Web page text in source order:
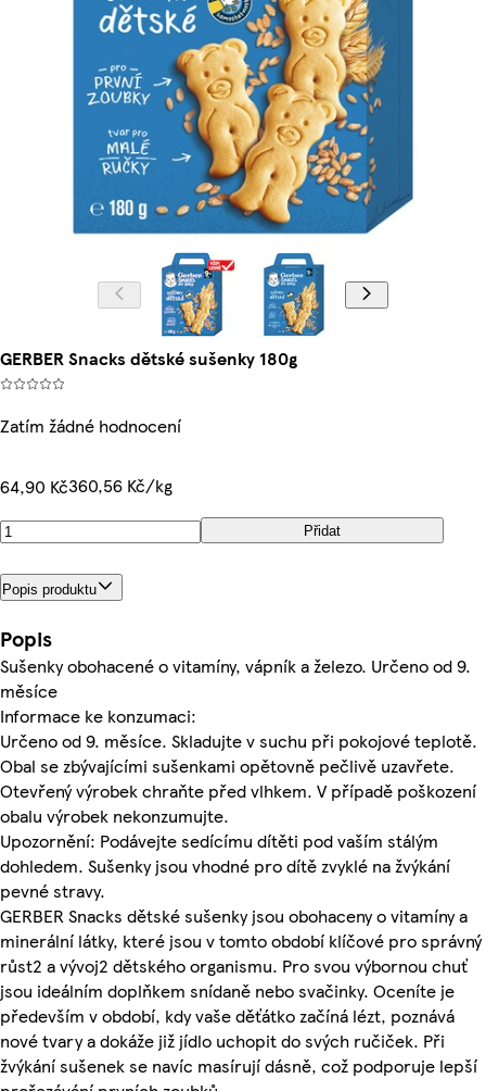
GERBER Snacks dětské sušenky 180g
Zatím žádné hodnocení
64,90 Kč360,56 Kč/kg
Přidat
Popis produktu
Popis
Sušenky obohacené o vitamíny, vápník a železo. Určeno od 9.
měsíce
Informace ke konzumaci:
Určeno od 9. měsíce. Skladujte v suchu při pokojové teplotě.
Obal se zbývajícími sušenkami opětovně pečlivě uzavřete.
Otevřený výrobek chraňte před vlhkem. V případě poškození
obalu výrobek nekonzumujte.
Upozornění: Podávejte sedícímu dítěti pod vaším stálým
dohledem. Sušenky jsou vhodné pro dítě zvyklé na žvýkání
pevné stravy.
GERBER Snacks dětské sušenky jsou obohaceny o vitamíny a
minerální látky, které jsou v tomto období klíčové pro správný
růst2 a vývoj2 dětského organismu. Pro svou výbornou chuť
jsou ideálním doplňkem snídaně nebo svačinky. Oceníte je
především v období, kdy vaše děťátko začíná lézt, poznává
nové tvary a dokáže již jídlo uchopit do svých ručiček. Při
žvýkání sušenek se navíc masírují dásně, což podporuje lepší